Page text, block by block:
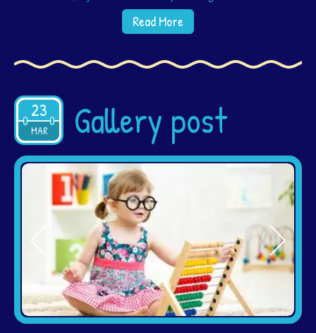
Read More
23
MAR
2015 Gallery post